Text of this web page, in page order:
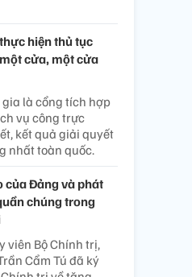
hiện thủ tục
cửa, một cửa
là cổng tích hợp
vụ công trực
kết quả giải quyết
nhất toàn quốc.
của Đảng và phát
chúng trong
viên Bộ Chính trị,
Cẩm Tú đã ký